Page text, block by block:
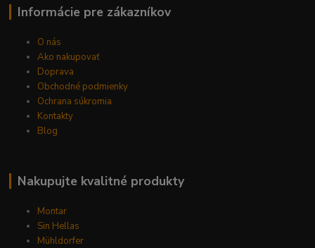
Informácie pre zákazníkov
O nás
Ako nakupovať
Doprava
Obchodné podmienky
Ochrana súkromia
Kontakty
Blog
Nakupujte kvalitné produkty
Montar
Sin Hellas
Mühldorfer